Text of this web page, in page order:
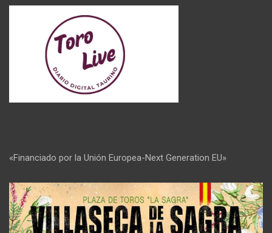
«Financiado por la Unión Europea-Next Generation EU»